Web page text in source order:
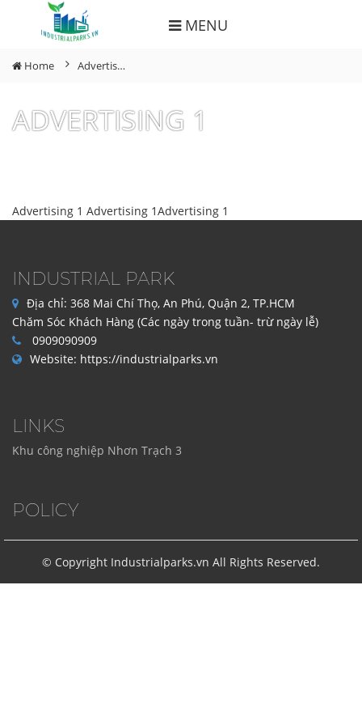
MENU
Home Advertisement
ADVERTISING 1
Advertising 1 Advertising 1Advertising 1
INDUSTRIAL PARK
Địa chỉ: 368 Mai Chí Thọ, An Phú, Quận 2, TP.HCM
Chăm Sóc Khách Hàng (Các ngày trong tuần- trừ ngày lễ)
0909090909
Website: https://industrialparks.vn
LINKS
Khu công nghiệp Nhơn Trạch 3
POLICY
© Copyright Industrialparks.vn All Rights Reserved.